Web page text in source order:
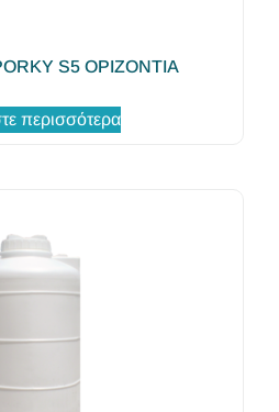
S5 ΟΡΙΖΟΝΤΙΑ
περισσότερα